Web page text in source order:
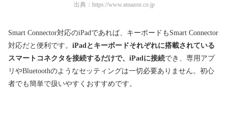
出典： https://www.amazon.co.jp
Smart Connector対応のiPadであれば、キーボードもSmart Connector
対応だと便利です。 iPadとキーボードそれぞれに搭載されている
スマートコネクタを接続するだけで、iPadに接続でき、専用アプ
リやBluetoothのようなセッティングは一切必要ありません。初心
者でも簡単で扱いやすくおすすめです。